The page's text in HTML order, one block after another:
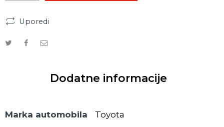
Uporedi
Dodatne informacije
Marka automobila Toyota